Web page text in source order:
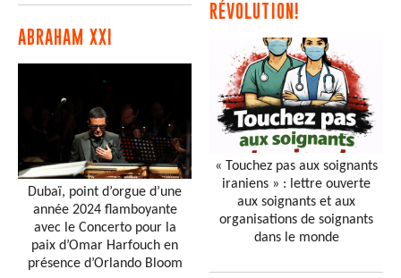
ABRAHAM XXI
Dubaï, point d’orgue d’une
année 2024 flamboyante
avec le Concerto pour la
paix d’Omar Harfouch en
présence d’Orlando Bloom
RÉVOLUTION!
« Touchez pas aux soignants
iraniens » : lettre ouverte
aux soignants et aux
organisations de soignants
dans le monde